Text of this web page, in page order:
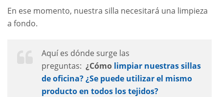
En ese momento, nuestra silla necesitará una limpieza
a fondo.
Aquí es dónde surge las
preguntas: ¿Cómo limpiar nuestras sillas
de oficina?¿Se puede utilizar el mismo
producto en todos los tejidos?